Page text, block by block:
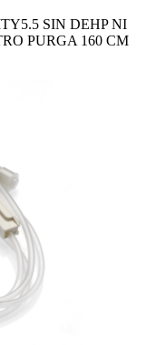
SIN DEHP NI
PURGA 160 CM